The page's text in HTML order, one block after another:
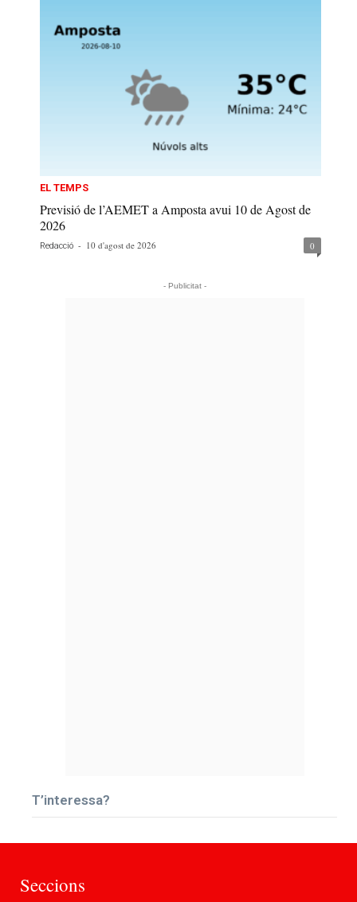
EL TEMPS
Previsió de l’AEMET a Amposta avui 10 de Agost de
2026
Redacció - 10 d'agost de 2026 0
- Publicitat -
T’interessa?
Seccions